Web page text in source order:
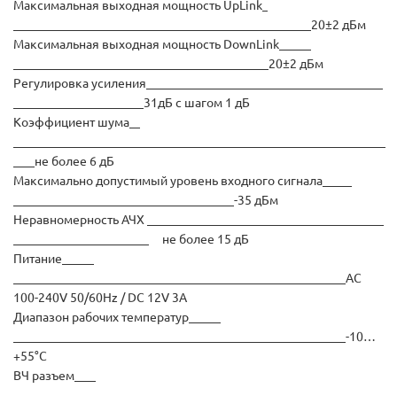
Максимальная выходная мощность UpLink
20±2 дБм
Максимальная выходная мощность DownLink
20±2 дБм
Регулировка усиления
31дБ с шагом 1 дБ
Коэффициент шума
не более 6 дБ
Максимально допустимый уровень входного сигнала
-35 дБм
Неравномерность АЧХ
не более 15 дБ
Питание
AC
100-240V 50/60Hz / DC 12V 3A
Диапазон рабочих температур
-10…
+55°С
ВЧ разъем